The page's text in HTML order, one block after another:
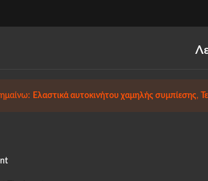
Ελαστικά αυτοκινήτου χαμηλής συμπίεσης,